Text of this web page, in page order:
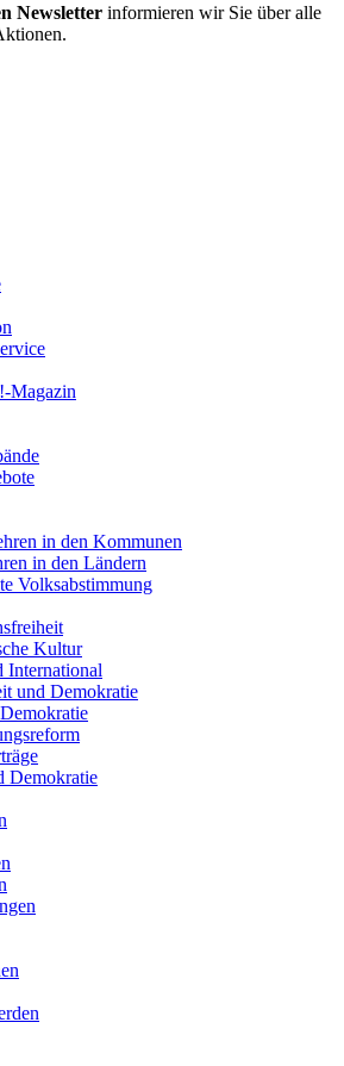
Newsletter informieren wir Sie über alle
Magazin
in den Kommunen
in den Ländern
Volksabstimmung
Kultur
International
und Demokratie
Demokratie